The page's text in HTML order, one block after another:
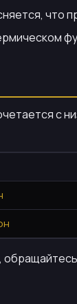
что
с